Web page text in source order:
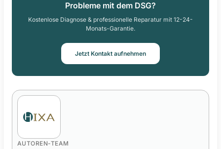
Probleme mit dem DSG?
Kostenlose Diagnose & professionelle Reparatur mit 12-24-
Monats-Garantie.
Jetzt Kontakt aufnehmen
AUTOREN-TEAM